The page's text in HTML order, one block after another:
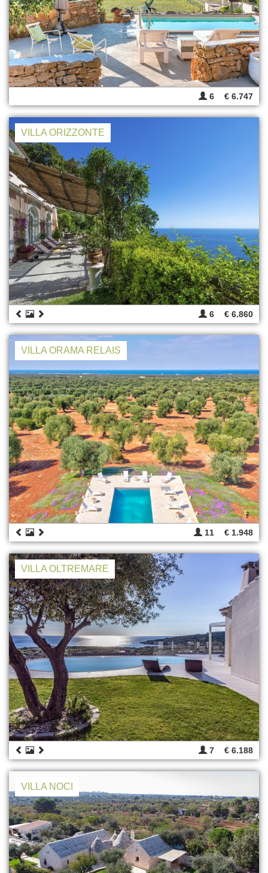
6 € 6.747
VILLA ORIZZONTE
6 € 6.860
VILLA ORAMA RELAIS
11 € 1.948
VILLA OLTREMARE
7 € 6.188
VILLA NOCI